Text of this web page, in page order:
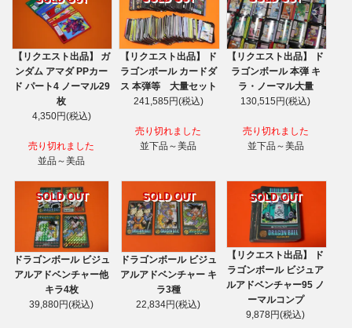
【リクエスト出品】 ガ
ンダム アマダ PPカー
ド パート4 ノーマル29
枚
4,350円(税込)
売り切れました
並品～美品
【リクエスト出品】 ド
ラゴンボール カードダ
ス 本弾等 大量セット
241,585円(税込)
売り切れました
並下品～美品
【リクエスト出品】 ド
ラゴンボール 本弾 キ
ラ・ノーマル大量
130,515円(税込)
売り切れました
並下品～美品
ドラゴンボール ビジュ
アルアドベンチャー他
キラ4枚
39,880円(税込)
SOLD OUT
ドラゴンボール ビジュ
アルアドベンチャー キ
ラ3種
22,834円(税込)
SOLD OUT
【リクエスト出品】 ド
ラゴンボール ビジュア
ルアドベンチャー95 ノ
ーマルコンプ
9,878円(税込)
SOLD OUT